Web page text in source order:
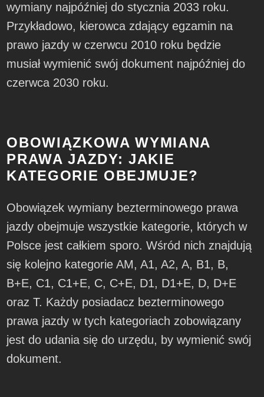
wymiany najpóźniej do stycznia 2033 roku.
Przykładowo, kierowca zdający egzamin na
prawo jazdy w czerwcu 2010 roku będzie
musiał wymienić swój dokument najpóźniej do
czerwca 2030 roku.
OBOWIĄZKOWA WYMIANA
PRAWA JAZDY: JAKIE
KATEGORIE OBEJMUJE?
Obowiązek wymiany bezterminowego prawa
jazdy obejmuje wszystkie kategorie, których w
Polsce jest całkiem sporo. Wśród nich znajdują
się kolejno kategorie AM, A1, A2, A, B1, B,
B+E, C1, C1+E, C, C+E, D1, D1+E, D, D+E
oraz T. Każdy posiadacz bezterminowego
prawa jazdy w tych kategoriach zobowiązany
jest do udania się do urzędu, by wymienić swój
dokument.